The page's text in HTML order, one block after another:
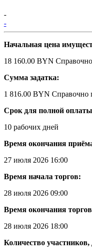
-
-
Начальная цена
18 160.00 BYN
Сумма задатка:
1 816.00 BYN Справочно
Срок для полной
10 рабочих дней
Время окончания
27 июля 2026 16:00
Время начала торгов:
28 июля 2026 09:00
Время окончания
28 июля 2026 18:00
Количество